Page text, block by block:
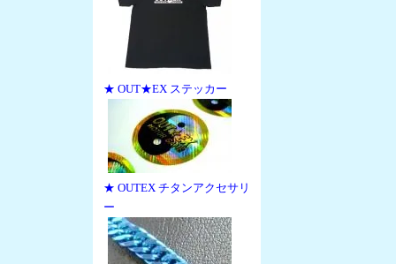
★ OUT★EX ステッカー
★ OUTEX チタンアクセサリ
ー